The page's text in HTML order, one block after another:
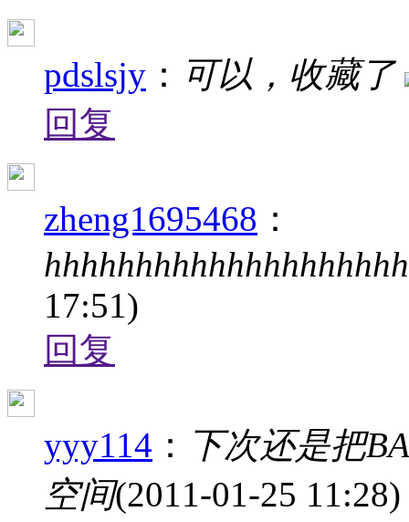
pdslsjy ： 可以，收藏了
回复
zheng1695468 ：
17:51)
回复
yyy114 ： 下次还是把
空间(2011-01-25 11:28)